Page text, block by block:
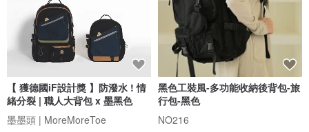
【 獲德國iF設計獎 】防潑水 ! 情
緒分裂 | 職人大背包 x 墨黑色
墨墨頭 | MoreMoreToe
黑色工裝風-多功能收納後背包-旅
行包-黑色
NO216